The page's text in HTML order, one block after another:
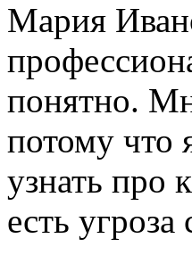
Мария
понятно.
потому
узнать про
есть